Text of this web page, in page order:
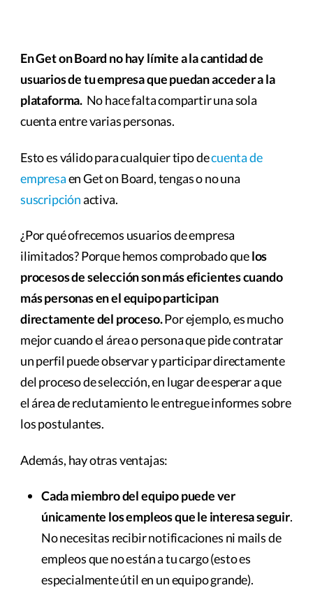
En Get on Board no hay límite a la cantidad de
usuarios de tu empresa que puedan acceder a la
plataforma. No hace falta compartir una sola
cuenta entre varias personas.
Esto es válido para cualquier tipo decuenta de
empresaen Get on Board, tengas o no una
suscripciónactiva.
¿Por qué ofrecemos usuarios de empresa
ilimitados? Porque hemos comprobado quelos
procesos de selección son más eficientes cuando
más personas en el equipo participan
directamente del proceso.Por ejemplo, es mucho
mejor cuando el área o persona que pide contratar
un perfil puede observar y participar directamente
del proceso de selección, en lugar de esperar a que
el área de reclutamiento le entregue informes sobre
los postulantes.
Además, hay otras ventajas:
Cada miembro del equipo puede ver
únicamente los empleos que le interesa seguir.
No necesitas recibir notificaciones ni mails de
empleos que no están a tu cargo (esto es
especialmente útil en un equipo grande).